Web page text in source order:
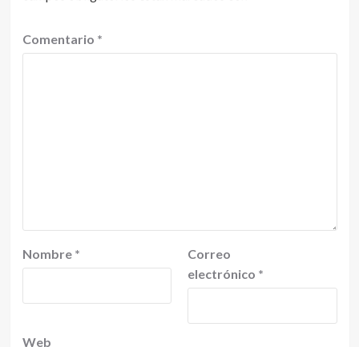
Comentario *
Nombre *
Correo
electrónico *
Web